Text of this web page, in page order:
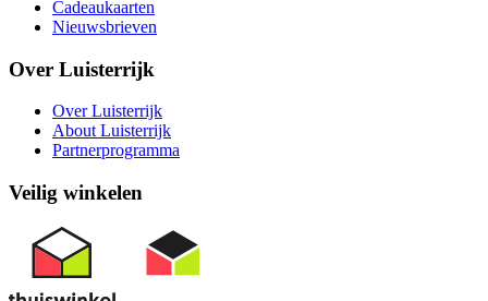
Cadeaukaarten
Nieuwsbrieven
Over Luisterrijk
Over Luisterrijk
About Luisterrijk
Partnerprogramma
Veilig winkelen